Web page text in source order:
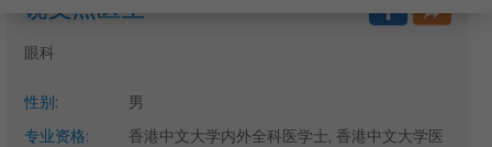
最新资讯
饶文杰医生
眼科
性别:
男
专业资格:
香港中文大学内外全科医学士, 香港中文大学医